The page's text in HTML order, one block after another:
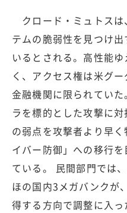
クロード・ミュトスは
テムの脆弱性を見つけ
いるとされる。高性能
く、アクセス権は米グ
金融機関に限られてい
ラを標的とした攻撃に
の弱点を攻撃者より早
イバー防御」への移行
ている。 民間部門では
ほの国内3メガバンクが
得する方向で調整に入っ